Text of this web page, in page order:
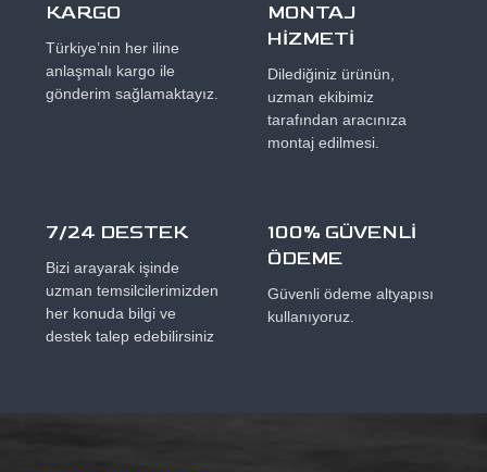
KARGO
Türkiye’nin her iline
anlaşmalı kargo ile
gönderim sağlamaktayız.
MONTAJ
HİZMETİ
Dilediğiniz ürünün,
uzman ekibimiz
tarafından aracınıza
montaj edilmesi.
7/24 DESTEK
Bizi arayarak işinde
uzman temsilcilerimizden
her konuda bilgi ve
destek talep edebilirsiniz
100% GÜVENLİ
ÖDEME
Güvenli ödeme altyapısı
kullanıyoruz.